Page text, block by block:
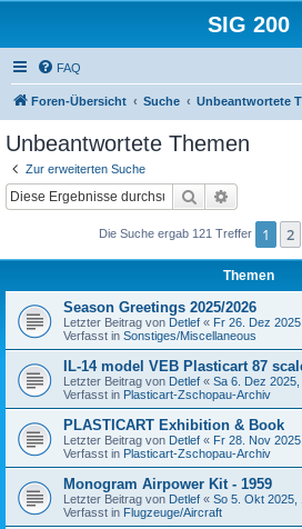
SIG 200
FAQ
Foren-Übersicht Suche Unbeantwortete
Unbeantwortete Themen
Zur erweiterten Suche
Suche
Die Suche ergab 121 Treffer 1 2
Themen
Season Greetings 2025/2026
Letzter Beitrag von Detlef « Fr 26. Dez
Verfasst in Sonstiges/Miscellaneous
IL-14 model VEB Plasticart 87
Letzter Beitrag von Detlef « Sa 6. Dez 2025,
Verfasst in Plasticart-Zschopau-Archiv
PLASTICART Exhibition & Book
Letzter Beitrag von Detlef « Fr 28. Nov
Verfasst in Plasticart-Zschopau-Archiv
Monogram Airpower Kit - 1959
Letzter Beitrag von Detlef « So 5. Okt 2025,
Verfasst in Flugzeuge/Aircraft